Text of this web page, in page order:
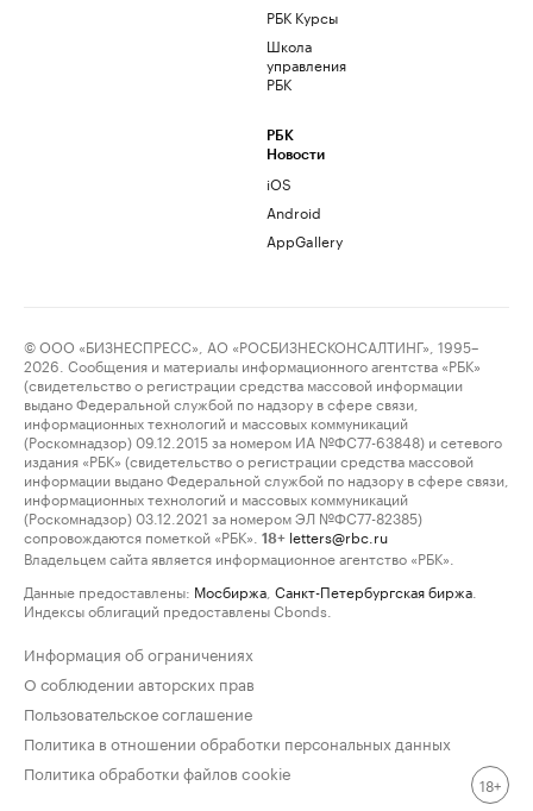
РБК Курсы
Школа
управления
РБК
РБК
Новости
iOS
Android
AppGallery
© ООО «БИЗНЕСПРЕСС», АО «РОСБИЗНЕСКОНСАЛТИНГ», 1995–
2026. Сообщения и материалы информационного агентства «РБК»
(свидетельство о регистрации средства массовой информации
выдано Федеральной службой по надзору в сфере связи,
информационных технологий и массовых коммуникаций
(Роскомнадзор) 09.12.2015 за номером ИА №ФС77-63848) и сетевого
издания «РБК» (свидетельство о регистрации средства массовой
информации выдано Федеральной службой по надзору в сфере связи,
информационных технологий и массовых коммуникаций
(Роскомнадзор) 03.12.2021 за номером ЭЛ №ФС77-82385)
сопровождаются пометкой «РБК».
18+ letters@rbc.ru
Владельцем сайта является информационное агентство «РБК».
Данные предоставлены: Мосбиржа Санкт-Петербургская биржа
Индексы облигаций предоставлены Cbonds.
Информация об ограничениях
О соблюдении авторских прав
Пользовательское соглашение
Политика в отношении обработки персональных данных
Политика обработки файлов cookie
18+